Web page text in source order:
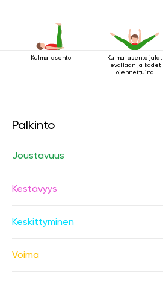
Kulma-asento
Kulma-asento jalat
levällään ja kädet
ojennettuina
Palkinto
Joustavuus
Kestävyys
Keskittyminen
Voima